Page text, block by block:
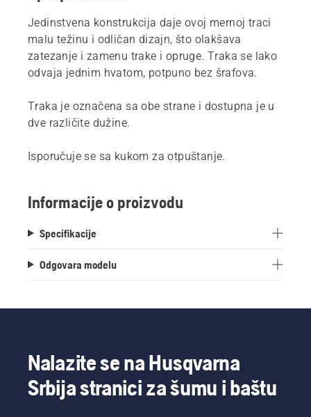
Jedinstvena konstrukcija daje ovoj mernoj traci
malu težinu i odličan dizajn, što olakšava
zatezanje i zamenu trake i opruge. Traka se lako
odvaja jednim hvatom, potpuno bez šrafova.
Traka je označena sa obe strane i dostupna je u
dve različite dužine.
Isporučuje se sa kukom za otpuštanje.
Informacije o proizvodu
Specifikacije
Odgovara modelu
Nalazite se na Husqvarna
Srbija stranici za šumu i baštu